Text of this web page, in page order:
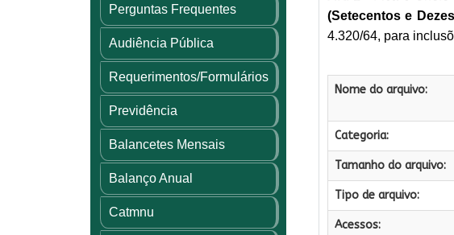
Perguntas Frequentes
Audiência Pública
Requerimentos/Formulários
Previdência
Balancetes Mensais
Balanço Anual
Catmnu
(Setecentos e
4.320/64, para
Nome do arquivo:
Categoria:
Tamanho do arquivo:
Tipo de arquivo:
Acessos: